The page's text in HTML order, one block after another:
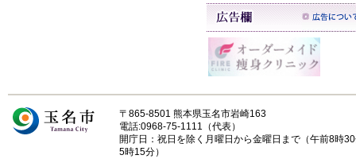
〒865-8501 熊本県玉名市岩崎163
電話:0968-75-1111（代表）
開庁日：祝日を除く月曜日から金曜日まで（午前8時
5時15分）